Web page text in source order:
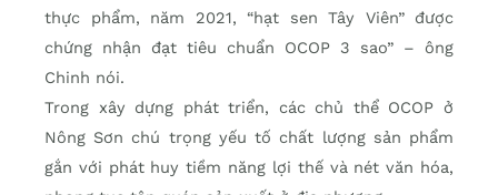
thực phẩm, năm 2021, “hạt sen Tây Viên” được
chứng nhận đạt tiêu chuẩn OCOP 3 sao” – ông
Chinh nói.
Trong xây dựng phát triển, các chủ thể OCOP ở
Nông Sơn chú trọng yếu tố chất lượng sản phẩm
gắn với phát huy tiềm năng lợi thế và nét văn hóa,